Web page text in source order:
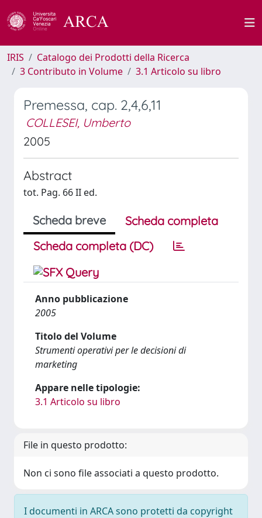
IRIS
Catalogo dei Prodotti della Ricerca
3 Contributo in Volume
3.1 Articolo su libro
Premessa, cap. 2,4,6,11
COLLESEI, Umberto
2005
Abstract
tot. Pag. 66 II ed.
Scheda breve
Scheda completa
Scheda completa (DC)
Anno pubblicazione
2005
Titolo del Volume
Strumenti operativi per le decisioni di
marketing
Appare nelle tipologie:
3.1 Articolo su libro
File in questo prodotto:
Non ci sono file associati a questo prodotto.
I documenti in ARCA sono protetti da copyright